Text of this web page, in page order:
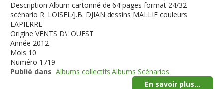
Description Album cartonné de 64 pages format 24/32
scénario R. LOISEL/J.B. DJIAN dessins MALLIE couleurs
LAPIERRE
Origine VENTS D\' OUEST
Année 2012
Mois 10
Numéro 1719
Publié dans Albums collectifs Albums Scénarios
En savoir plus...